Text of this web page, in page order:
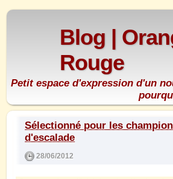
Blog |
Rouge
Petit espace d'expression d'un
Sélectionné pour les
d'escalade
28/06/2012